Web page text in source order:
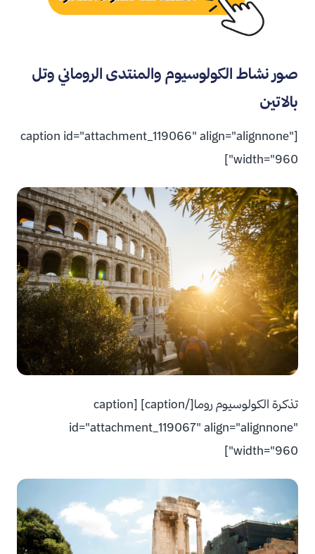
صور نشاط الكولوسيوم والمنتدى الروماني وتل
بالاتين
[caption id="attachment_119066" align="alignnone"
width="960"]
تذكرة الكولوسيوم روما[/caption] [caption
id="attachment_119067" align="alignnone"
width="960"]